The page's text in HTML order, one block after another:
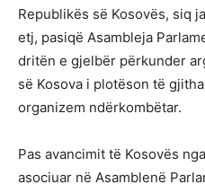
Republikës së Kosovës, siq
etj, pasiqë Asambleja
dritën e gjelbër përkunder
së Kosova i plotëson të
organizem ndërkombëtar.
Pas avancimit të Kosovës
asociuar në Asamblenë